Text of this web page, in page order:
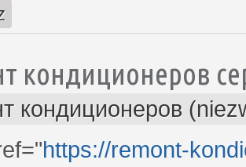
кондиционеров
кондиционеров
https://remont-